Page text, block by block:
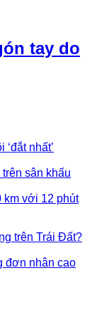
tay do
nhất’
sân khấu
km với 12 phút
trên Trái Đất?
đơn nhân cao